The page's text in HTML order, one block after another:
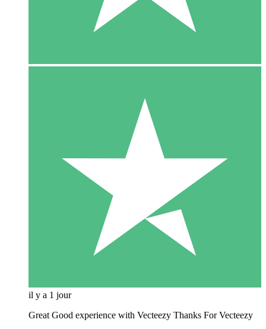
il y a 1 jour
Great Good experience with Vecteezy Thanks For Vecteezy